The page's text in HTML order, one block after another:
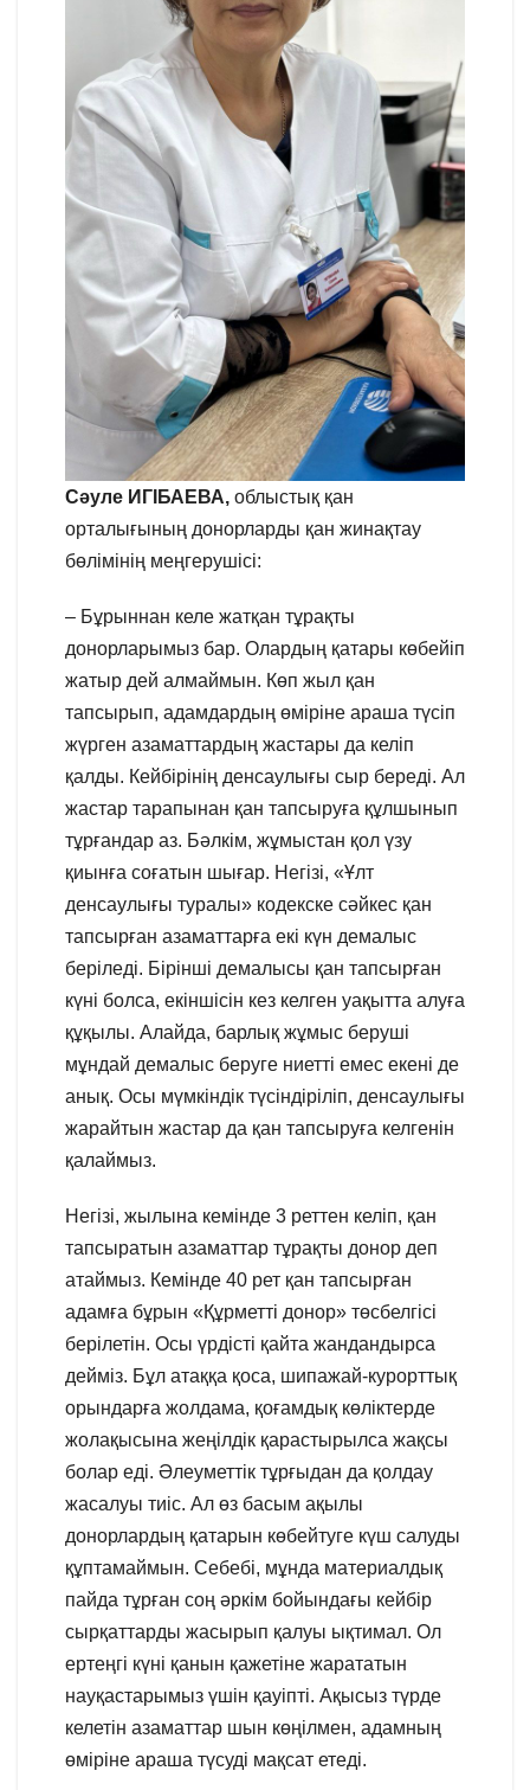
Сәуле ИГІБАЕВА, облыстық қан
орталығының донорларды қан жинақтау
бөлімінің меңгерушісі:
– Бұрыннан келе жатқан тұрақты
донорларымыз бар. Олардың қатары көбейіп
жатыр дей алмаймын. Көп жыл қан
тапсырып, адамдардың өміріне араша түсіп
жүрген азаматтардың жастары да келіп
қалды. Кейбірінің денсаулығы сыр береді. Ал
жастар тарапынан қан тапсыруға құлшынып
тұрғандар аз. Бәлкім, жұмыстан қол үзу
қиынға соғатын шығар. Негізі, «Ұлт
денсаулығы туралы» кодекске сәйкес қан
тапсырған азаматтарға екі күн демалыс
беріледі. Бірінші демалысы қан тапсырған
күні болса, екіншісін кез келген уақытта алуға
құқылы. Алайда, барлық жұмыс беруші
мұндай демалыс беруге ниетті емес екені де
анық. Осы мүмкіндік түсіндіріліп, денсаулығы
жарайтын жастар да қан тапсыруға келгенін
қалаймыз.
Негізі, жылына кемінде 3 реттен келіп, қан
тапсыратын азаматтар тұрақты донор деп
атаймыз. Кемінде 40 рет қан тапсырған
адамға бұрын «Құрметті донор» төсбелгісі
берілетін. Осы үрдісті қайта жандандырса
дейміз. Бұл атаққа қоса, шипажай-курорттық
орындарға жолдама, қоғамдық көліктерде
жолақысына жеңілдік қарастырылса жақсы
болар еді. Әлеуметтік тұрғыдан да қолдау
жасалуы тиіс. Ал өз басым ақылы
донорлардың қатарын көбейтуге күш салуды
құптамаймын. Себебі, мұнда материалдық
пайда тұрған соң әркім бойындағы кейбір
сырқаттарды жасырып қалуы ықтимал. Ол
ертеңгі күні қанын қажетіне жарататын
науқастарымыз үшін қауіпті. Ақысыз түрде
келетін азаматтар шын көңілмен, адамның
өміріне араша түсуді мақсат етеді.